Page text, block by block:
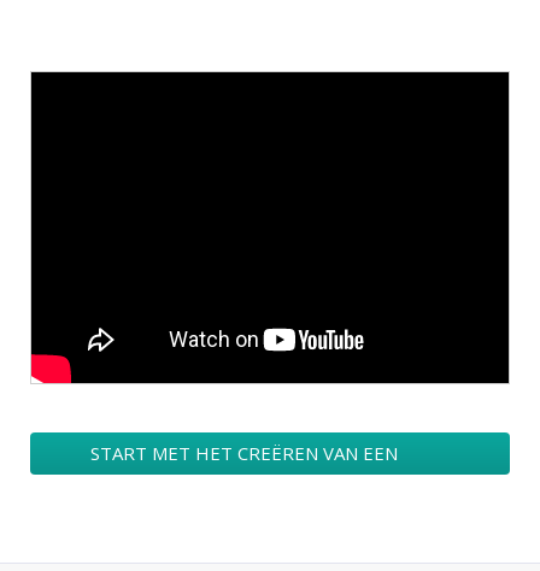
START MET HET CREËREN VAN EEN